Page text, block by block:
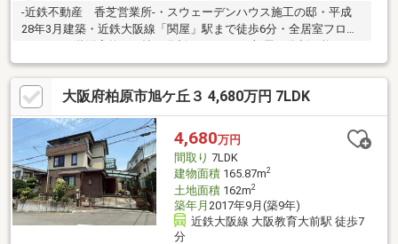
-近鉄不動産 香芝営業所-・スウェーデンハウス施工の邸・平成
28年3月建築・近鉄大阪線「関屋」駅まで徒歩6分・全居室フロー
駐車2台分可能(車両制限有)・ウォークインクローゼット有 ・
LDK20帖以上あり、広々としています。※本物件は敷地の一部が土
砂災害警戒区域に位置しています。現地見学会（事前に必ずお問
い合わせください）日程／公開中■□■空家につき、お気軽にご覧
いただけます■□■本物件のご不明点・ご質問は近鉄不動産の柳原
(やなぎはら)までお問い合わせください。担当直通:080-7376-2808
大阪府柏原市旭ケ丘３ 4,680万円 7LDK
4,680万円
間取り 7LDK
建物面積165.87m2
土地面積162m2
築年月 2017年9月(築9年)
近鉄大阪線 大阪教育大前駅 徒歩7
分